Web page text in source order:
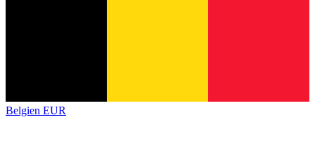
Belgien EUR